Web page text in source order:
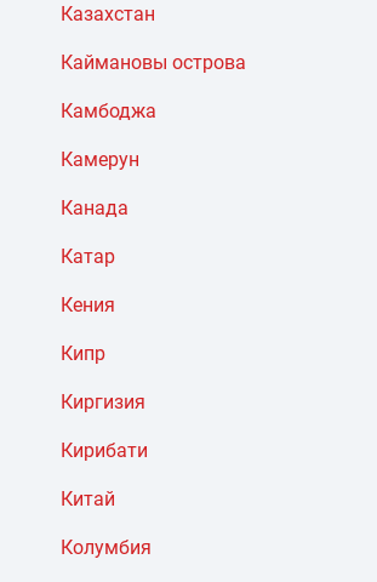
Казахстан
Каймановы острова
Камбоджа
Камерун
Канада
Катар
Кения
Кипр
Киргизия
Кирибати
Китай
Колумбия